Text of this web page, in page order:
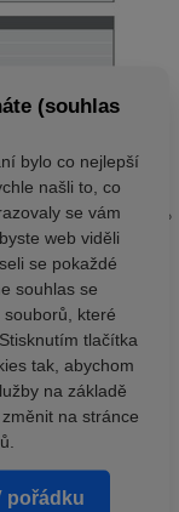
(souhlas
bylo co nejlepší
našli to, co
se vám
web viděli
se pokaždé
souhlas se
které
tlačítka
tak, abychom
na základě
na stránce
pořádku